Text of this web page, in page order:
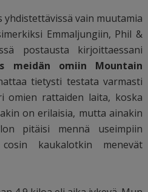
yhdistettävissä vain muutamia
Emmaljungiin, Phil &
postausta kirjoittaessani
meidän omiin Mountain
tietysti testata varmasti
rattaiden laita, koska
on erilaisia, mutta ainakin
pitäisi mennä useimpiin
kaukalotkin menevät